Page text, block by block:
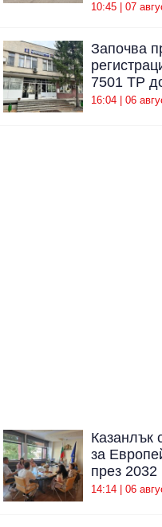
10:45 | 07
Започва
7501 ТР
16:04 | 06
Казанлък
за
през 2032
14:14 | 06